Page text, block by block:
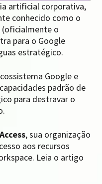
artificial corporativa,
conhecido como o
(oficialmente o
para o Google
estratégico.
Google e
padrão de
para destravar o
Access, sua organização
aos recursos
Leia o artigo